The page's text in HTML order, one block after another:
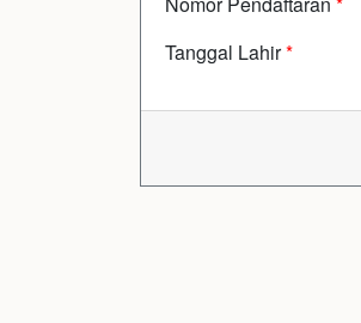
Tanggal Lahir*